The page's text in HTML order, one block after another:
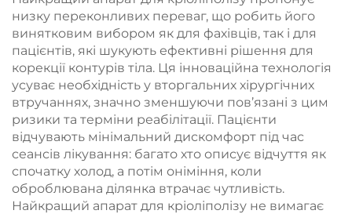
омолодження шкіри
обличчя за
допомогою
радіочастотної
терапії, а також для
схуднення та
зменшення об’ємів
тіла
низку переконливих переваг, що робить його
винятковим вибором як для фахівців, так і для
пацієнтів, які шукують ефективні рішення для
корекції контурів тіла. Ця інноваційна технологія
усуває необхідність у вторгальних хірургічних
втручаннях, значно зменшуючи пов’язані з цим
ризики та терміни реабілітації. Пацієнти
відчувають мінімальний дискомфорт під час
сеансів лікування: багато хто описує відчуття як
спочатку холод, а потім оніміння, коли
оброблювана ділянка втрачає чутливість.
Найкращий апарат для кріоліполізу не вимагає